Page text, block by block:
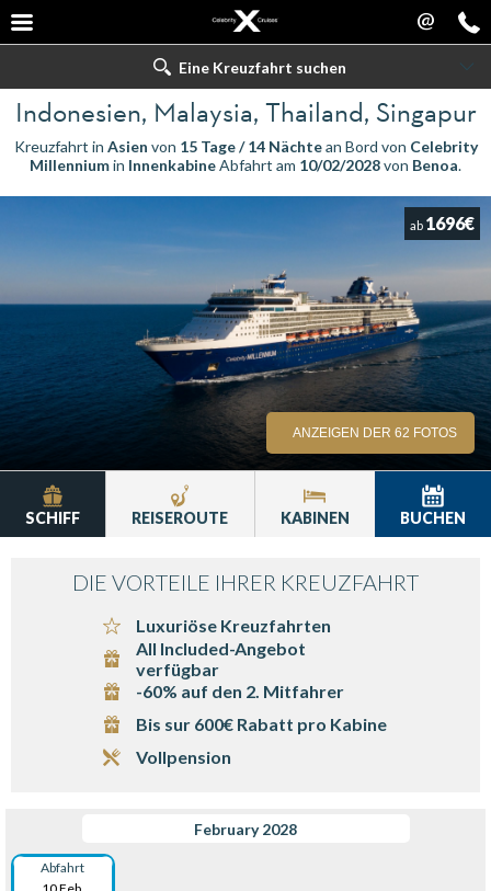
@
Eine Kreuzfahrt suchen
Indonesien, Malaysia, Thailand, Singapur
Kreuzfahrt in Asien von 15 Tage / 14 Nächtean Bord von Celebrity
Millenniumin InnenkabineAbfahrt am 10/02/2028von Benoa.
ab 1696€
ANZEIGEN DER 62 FOTOS
SCHIFF REISEROUTE KABINEN BUCHEN
DIE VORTEILE IHRER KREUZFAHRT
Luxuriöse Kreuzfahrten
All Included-Angebot
verfügbar
-60% auf den 2. Mitfahrer
Bis sur 600€ Rabatt pro Kabine
Vollpension
February 2028
Abfahrt